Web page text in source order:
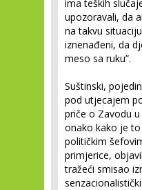
ima teških
upozoravali, da
na takvu
iznenađeni, da
meso sa ruku”.
Suštinski,
pod utjecajem
priče o Zavodu
onako kako je
političkim
primjerice,
tražeći smisao